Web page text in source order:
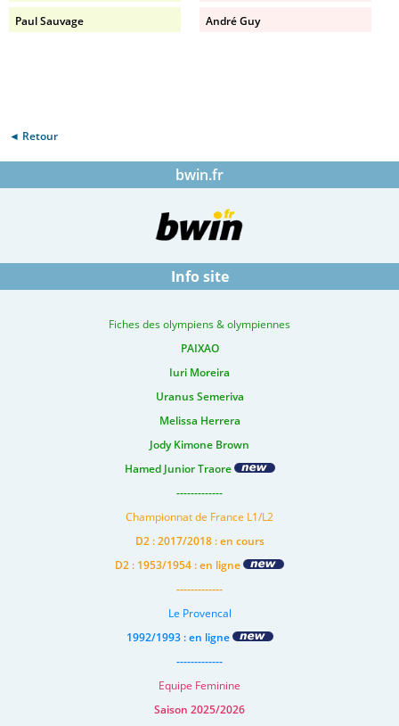
Paul Sauvage
André Guy
◄ Retour
bwin.fr
Info site
Fiches des olympiens & olympiennes
PAIXAO
Iuri Moreira
Uranus Semeriva
Melissa Herrera
Jody Kimone Brown
Hamed Junior Traore
-------------
Championnat de France L1/L2
D2 : 2017/2018 : en cours
D2 : 1953/1954 : en ligne
-------------
Le Provencal
1992/1993 : en ligne
-------------
Equipe Feminine
Saison 2025/2026